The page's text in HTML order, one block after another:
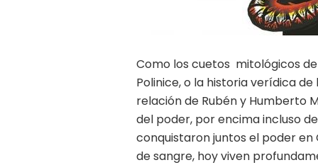
Como los cuetos mitológicos
Polinice, o la historia verídica
relación de Rubén y Humberto
del poder, por encima incluso
conquistaron juntos el poder en
de sangre, hoy viven